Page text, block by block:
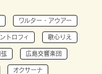
ワルター・アウアー
トロフィ 歌心りえ
弦 広島交響楽団
オクサーナ